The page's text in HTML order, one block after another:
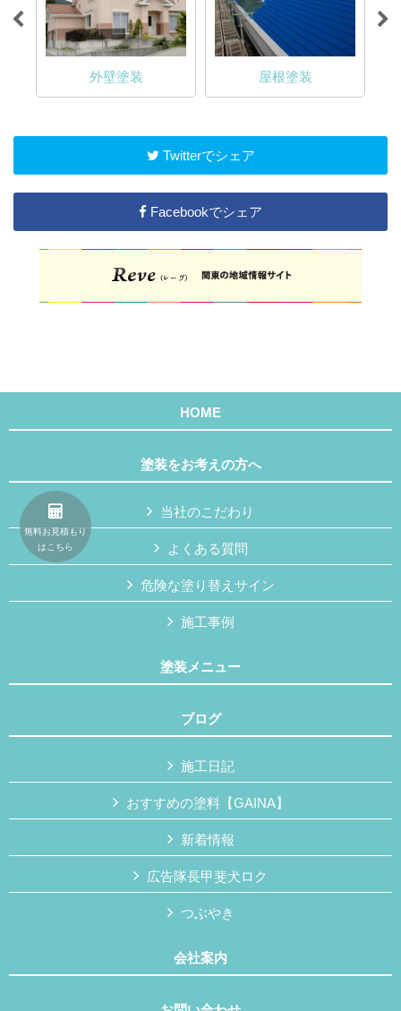
外壁塗装 屋根塗装
Twitterでシェア
Facebookでシェア
HOME
塗装をお考えの方へ
当社のこだわり
よくある質問
危険な塗り替えサイン
施工事例
塗装メニュー
ブログ
施工日記
おすすめの塗料【GAINA】
新着情報
広告隊長甲斐犬ロク
つぶやき
会社案内
無料お見積もり
はこちら